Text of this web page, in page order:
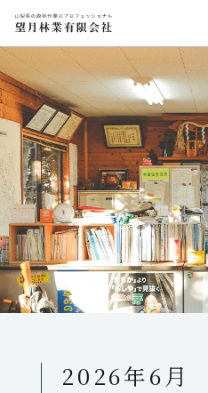
2026年6月